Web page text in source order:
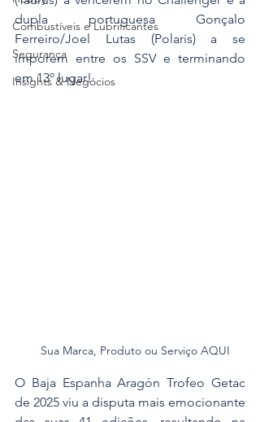
Combustíveis e Lubrificantes
Segurança
Insights & Negócios
dupla portuguesa Gonçalo
Ferreiro/Joel Lutas (Polaris) a se
imporem entre os SSV e terminando
em 13º lugar!
Sua Marca, Produto ou Serviço AQUI
O Baja Espanha Aragón Trofeo Getac
de 2025 viu a disputa mais emocionante